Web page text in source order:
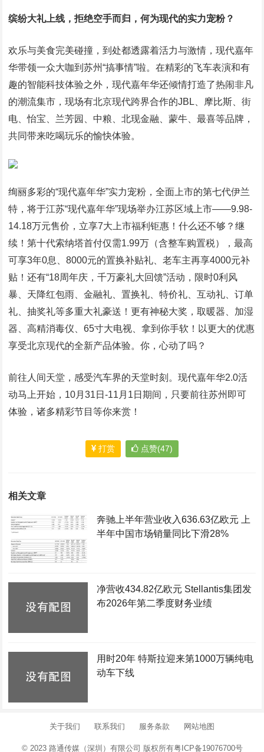
缤纷大礼上线，拒绝空手而归，何为现代的实力宠粉？
欢乐与美食完美碰撞，到处都透露着活力与激情，现代嘉年
华带领一众大咖到苏州“搞事情”啦。在精彩的飞车表演和有
趣的智能科技体验之外，现代嘉年华还倾情打造了热闹非凡
的潮流集市，现场有北京现代跨界合作的JBL、摩比斯、街
电、怡宝、兰芳园、中粮、北现金融、蒙牛、最喜等品牌，
共同带来吃喝玩乐的愉快体验。
绚丽多彩的“现代嘉年华”实力宠粉，全面上市的第七代伊兰
特，将于江苏“现代嘉年华”现场举办江苏区域上市——9.98-
14.18万元售价，立享7大上市福利钜惠！什么还不够？继
续！第十代索纳塔首付仅需1.99万（含整车购置税），最高
可享3年0息、8000元的置换补贴礼、老车主再享4000元补
贴！还有“18周年庆，千万豪礼大回馈”活动，限时0利风
暴、天降红包雨、金融礼、置换礼、特价礼、互动礼、订单
礼、抽奖礼等多重大礼豪送！更有神秘大奖，取暖器、加湿
器、高精消毒仪、65寸大电视、拿到你手软！以更大的优惠
享受北京现代的全新产品体验。你，心动了吗？
前往人间天堂，感受汽车界的天堂时刻。现代嘉年华2.0活
动马上开始，10月31日-11月1日期间，只要前往苏州即可
体验，诸多精彩节目等你来赏！
打赏 点赞(47)
相关文章
奔驰上半年营业收入636.63亿欧元 上
半年中国市场销量同比下滑28%
净营收434.82亿欧元 Stellantis集团发
布2026年第二季度财务业绩
用时20年 特斯拉迎来第1000万辆纯电
动车下线
关于我们 联系我们 服务条款 网站地图
© 2023 路通传媒（深圳）有限公司 版权所有粤ICP备19076700号